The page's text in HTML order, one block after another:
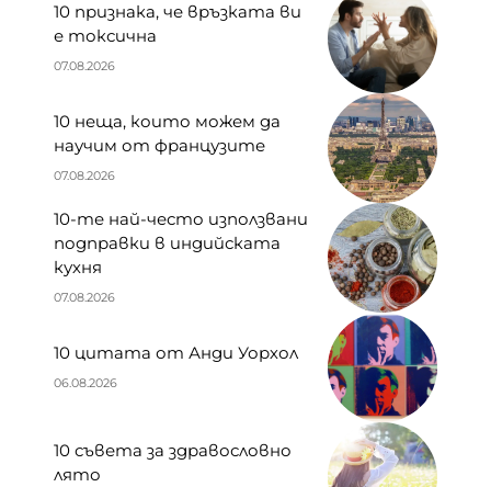
10 признака, че връзката ви
е токсична
07.08.2026
10 неща, които можем да
научим от французите
07.08.2026
10-те най-често използвани
подправки в индийската
кухня
07.08.2026
10 цитата от Анди Уорхол
06.08.2026
10 съвета за здравословно
лято